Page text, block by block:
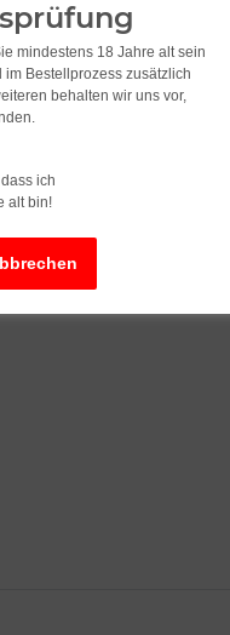
2 - 3 Werktage(DE -
mindestens 18 Jahre alt sein
Bestellprozess zusätzlich
behalten wir uns vor,
ich
alt bin!